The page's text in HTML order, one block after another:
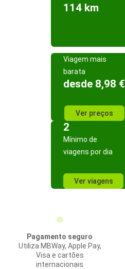
114 km
Viagem mais
barata
desde 8,98 €
Ver preços
2
Mínimo de
viagens por dia
Ver viagens
Pagamento seguro
Utiliza MBWay, Apple Pay,
Visa e cartões
internacionais